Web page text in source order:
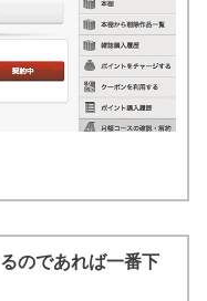
のであれば一番下